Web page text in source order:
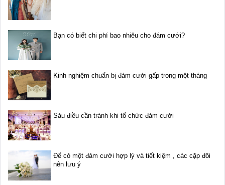
Bạn có biết chi phí bao nhiêu cho đám cưới?
Kinh nghiệm chuẩn bị đám cưới gấp trong một tháng
Sáu điều cần tránh khi tổ chức đám cưới
Để có một đám cưới hợp lý và tiết kiệm , các cặp đôi
nên lưu ý